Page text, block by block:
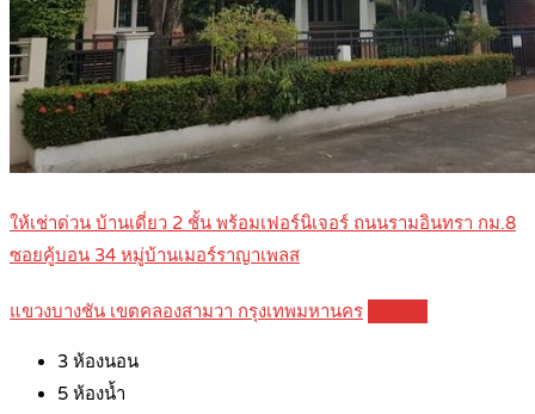
ให้เช่าด่วน บ้านเดี่ยว 2 ชั้น พร้อมเฟอร์นิเจอร์ ถนนรามอินทรา กม.8
ซอยคู้บอน 34 หมู่บ้านเมอร์ราญาเพลส
แขวงบางชัน เขตคลองสามวา กรุงเทพมหานคร
3 ห้องนอน
5 ห้องน้ำ